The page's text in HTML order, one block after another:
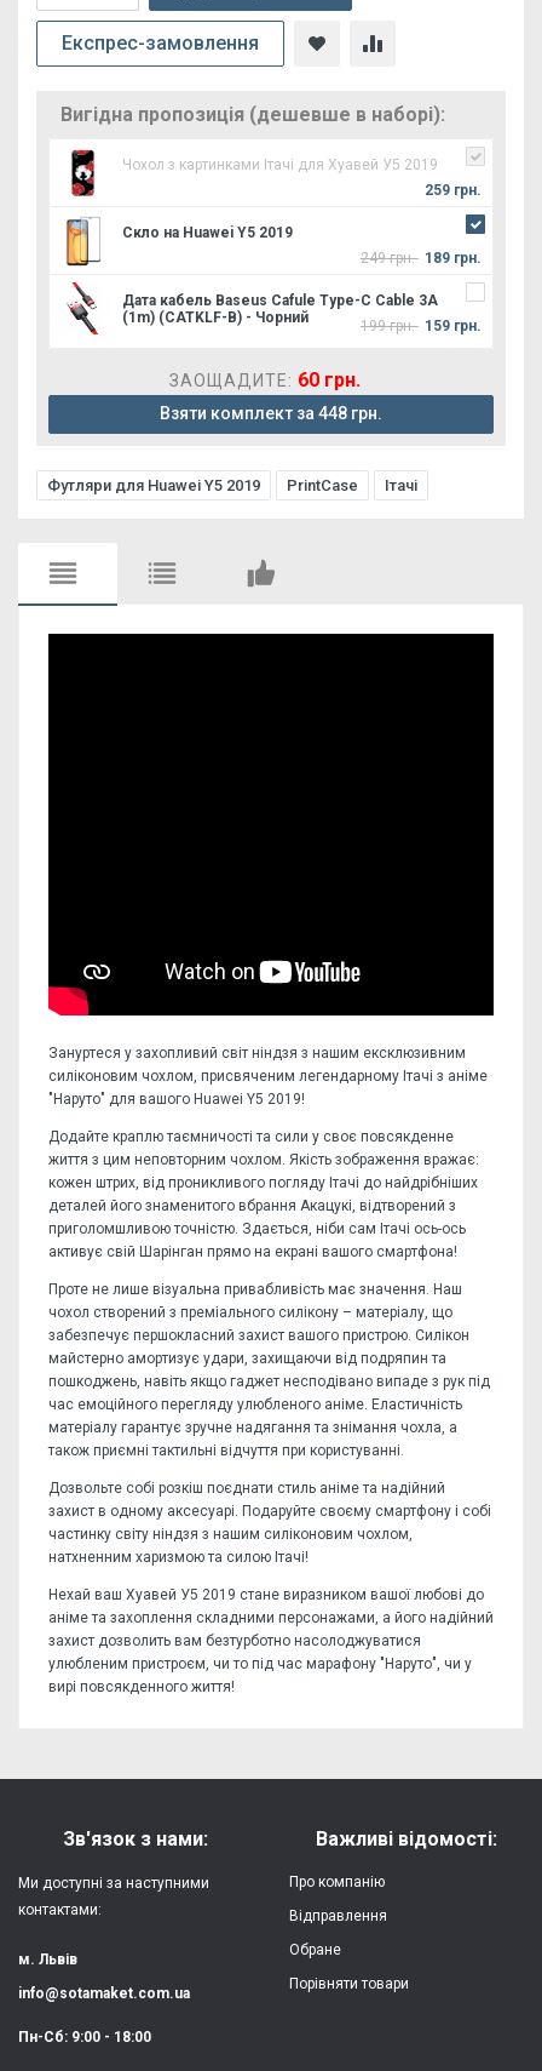
Експрес-замовлення
Вигідна пропозиція (дешевше в наборі):
Чохол з картинками Ітачі для Хуавей У5 2019
259 грн.
Скло на Huawei Y5 2019
249 грн. 189 грн.
Дата кабель Baseus Cafule Type-C Cable 3A
(1m) (CATKLF-B) - Чорний
199 грн. 159 грн.
ЗАОЩАДИТЕ: 60 грн.
Взяти комплект за 448 грн.
Футляри для Huawei Y5 2019 PrintCase Ітачі
Зануртеся у захопливий світ ніндзя з нашим ексклюзивним
силіконовим чохлом, присвяченим легендарному Ітачі з аніме
"Наруто" для вашого Huawei Y5 2019!
Додайте краплю таємничості та сили у своє повсякденне
життя з цим неповторним чохлом. Якість зображення вражає:
кожен штрих, від проникливого погляду Ітачі до найдрібніших
деталей його знаменитого вбрання Акацукі, відтворений з
приголомшливою точністю. Здається, ніби сам Ітачі ось-ось
активує свій Шарінган прямо на екрані вашого смартфона!
Проте не лише візуальна привабливість має значення. Наш
чохол створений з преміального силікону – матеріалу, що
забезпечує першокласний захист вашого пристрою. Силікон
майстерно амортизує удари, захищаючи від подряпин та
пошкоджень, навіть якщо гаджет несподівано випаде з рук під
час емоційного перегляду улюбленого аніме. Еластичність
матеріалу гарантує зручне надягання та знімання чохла, а
також приємні тактильні відчуття при користуванні.
Дозвольте собі розкіш поєднати стиль аніме та надійний
захист в одному аксесуарі. Подаруйте своєму смартфону і собі
частинку світу ніндзя з нашим силіконовим чохлом,
натхненним харизмою та силою Ітачі!
Нехай ваш Хуавей У5 2019 стане виразником вашої любові до
аніме та захоплення складними персонажами, а його надійний
захист дозволить вам безтурботно насолоджуватися
улюбленим пристроєм, чи то під час марафону "Наруто", чи у
вирі повсякденного життя!
Захист:
від ударів,
Якість:
яскрава, чітка
Особливості:
Напишіть відгук або думку
Зв'язок з нами:
Ми доступні за наступними
контактами:
м. Львів
info@sotamaket.com.ua
Пн-Сб: 9:00 - 18:00
Важливі відомості:
Про компанію
Відправлення
Обране
Порівняти товари